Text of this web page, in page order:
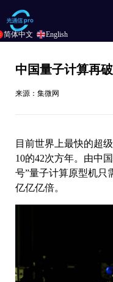
中国量子计算再
来源：集微网
目前世界上最快的超
10的42次方年。由中
号”量子计算原型机只
亿亿亿倍。
简体中文 English